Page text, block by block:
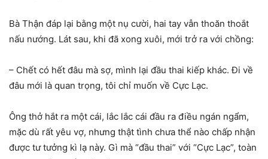
Bà Thận đáp lại bằng một nụ cười, hai tay vẫn thoăn thoắt
nấu nướng. Lát sau, khi đã xong xuôi, mới trở ra với chồng:
– Chết có hết đâu mà sợ, mình lại đầu thai kiếp khác. Đi về
đâu mới là quan trọng, tôi chỉ muốn về Cực Lạc.
Ông thở hắt ra một cái, lắc lắc cái đầu ra điều ngán ngẩm,
mặc dù rất yêu vợ, nhưng thật tình chưa thể nào chấp nhận
được tư tưởng kì lạ này. Gì mà “đầu thai” với “Cực Lạc”, toàn